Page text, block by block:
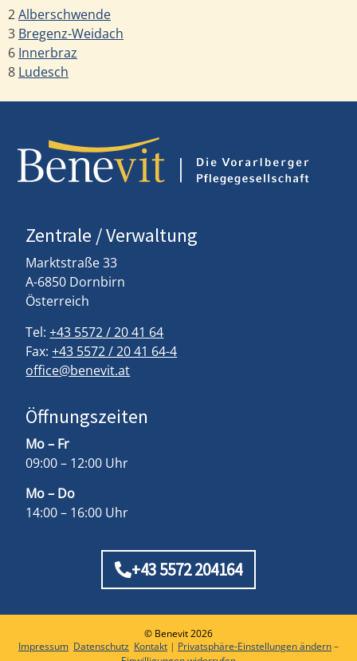
2Alberschwende
3 Bregenz-Weidach
6 Innerbraz
8 Ludesch
Zentrale / Verwaltung
Marktstraße 33
A-6850 Dornbirn
Österreich
Tel:+43 5572 / 20 41 64
Fax:+43 5572 / 20 41 64-4
office@benevit.at
Öffnungszeiten
Mo – Fr
09:00 – 12:00 Uhr
Mo – Do
14:00 – 16:00 Uhr
+43 5572 204164
© Benevit 2026
Impressum Datenschutz Kontakt | Privatsphäre-Einstellungen ändern–